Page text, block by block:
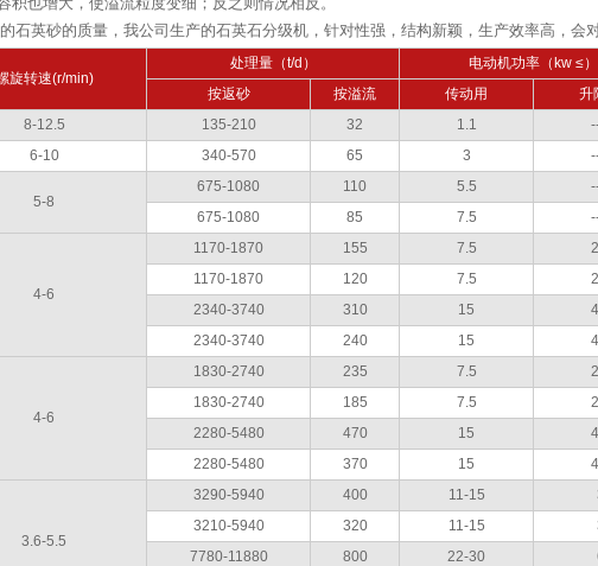
英砂的质量，我公司生产的石英石分级机，针对性强，结构新颖，生产效率高，会
旋转速(r/min)
处理量（t/d） 电动机功率（kw ≤）
按返砂
按溢流 传动用 升
8-12.5 135-210 32 1.1
6-10 340-570 65 3
5-8
675-1080 110 5.5
675-1080 85 7.5
4-6
1170-1870 155 7.5
1170-1870 120 7.5
2340-3740 310 15
2340-3740 240 15
4-6
1830-2740 235 7.5
1830-2740 185 7.5
2280-5480 470 15
2280-5480 370 15
3.6-5.5
3290-5940 400 11-15
3210-5940 320 11-15
7780-11880 800 22-30